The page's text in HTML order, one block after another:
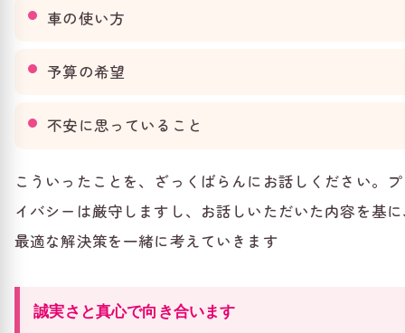
車の使い方
予算の希望
不安に思っていること
こういったことを、ざっくばらんにお話しください。
イバシーは厳守しますし、お話しいただいた内容を基
最適な解決策を一緒に考えていきます
誠実さと真心で向き合います